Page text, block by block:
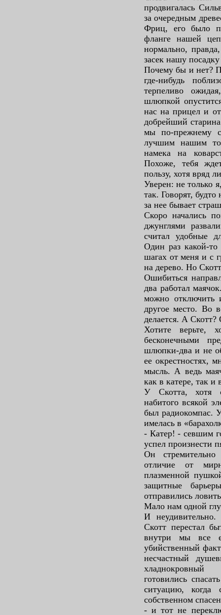
продвигалась
за очередным
Фриц, его было
фланге нашей
нормально,
засек нашу
Почему бы и нет?
где-нибудь
терпеливо
шлюпкой
нас на прицел и
добрейший
мы по-прежнему
лучшим нашим
намека на
Похоже, тебя
пользу, хотя вряд
Уверен: не только
так. Говорят,
за нее бывает
Скоро начались
джунглями
считал удобные
Один раз какой-
шагах от меня и с
на дерево. Но
Ошибиться
два работал
можно отключить
другое место. Во
делается. А
Хотите верьте,
бесконечными
шлюпки-два и не
ее окрестностях,
мысль. А ведь
как в катере, так
У Скотта, хотя
набитого всякой
был радиокомпас.
имелась в
- Катер! - севшим
успел произнести
Он
отличие от
плазменной
защитные
отправились
Мало нам одной
И
Скотт перестал
внутри мы все
убийственный
несчастный
готовились
ситуацию, когда
собственном
- и тот не